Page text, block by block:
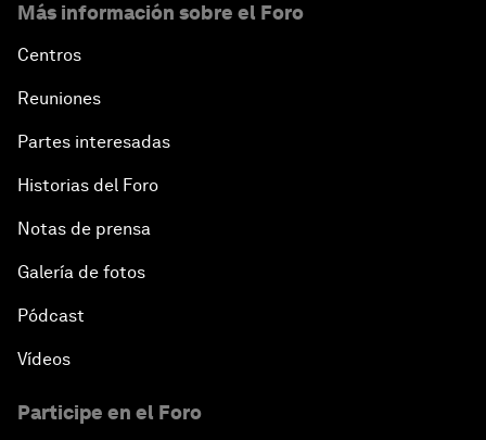
Más información sobre el Foro
Centros
Reuniones
Partes interesadas
Historias del Foro
Notas de prensa
Galería de fotos
Pódcast
Vídeos
Participe en el Foro